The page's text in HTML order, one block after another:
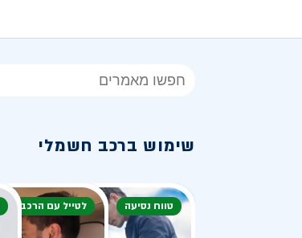
הכל
חשמלי
שימוש ברכב חשמלי
טווח נסיעה לטייל עם הרכב